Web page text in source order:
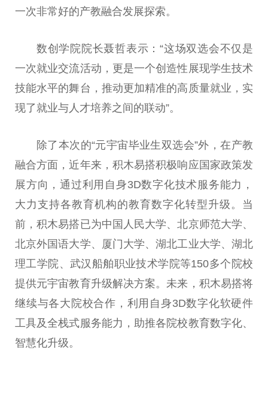
一次非常好的产教融合发展探索。
数创学院院长聂哲表示：“这场双选会不仅是
一次就业交流活动，更是一个创造性展现学生技术
技能水平的舞台，推动更加精准的高质量就业，实
现了就业与人才培养之间的联动”。
除了本次的“元宇宙毕业生双选会”外，在产教
融合方面，近年来，积木易搭积极响应国家政策发
展方向，通过利用自身3D数字化技术服务能力，
大力支持各教育机构的教育数字化转型升级。当
前，积木易搭已为中国人民大学、北京师范大学、
北京外国语大学、厦门大学、湖北工业大学、湖北
理工学院、武汉船舶职业技术学院等150多个院校
提供元宇宙教育升级解决方案。未来，积木易搭将
继续与各大院校合作，利用自身3D数字化软硬件
工具及全栈式服务能力，助推各院校教育数字化、
智慧化升级。